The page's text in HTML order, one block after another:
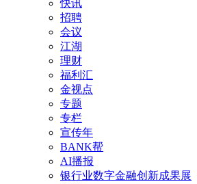
快讯
招聘
会议
江湖
理财
福利汇
金视点
专题
专栏
宣传年
BANK帮
AI播报
银行业数字金融创新成果展